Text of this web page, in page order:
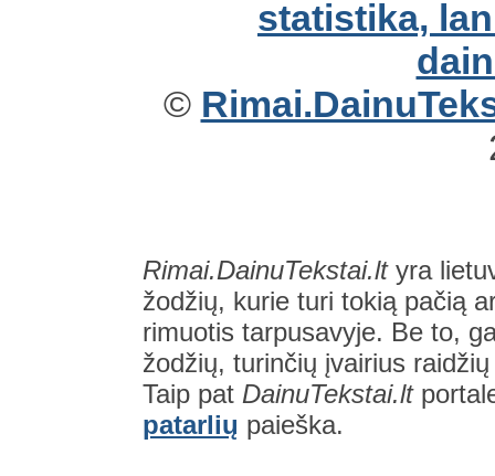
©
Rimai.DainuTekstai.ltyra
žodžių, kurie turi tokią pačią
rimuotis tarpusavyje. Be to,
žodžių, turinčių įvairius
Taip pat DainuTekstai.lt
patarlių paieška.